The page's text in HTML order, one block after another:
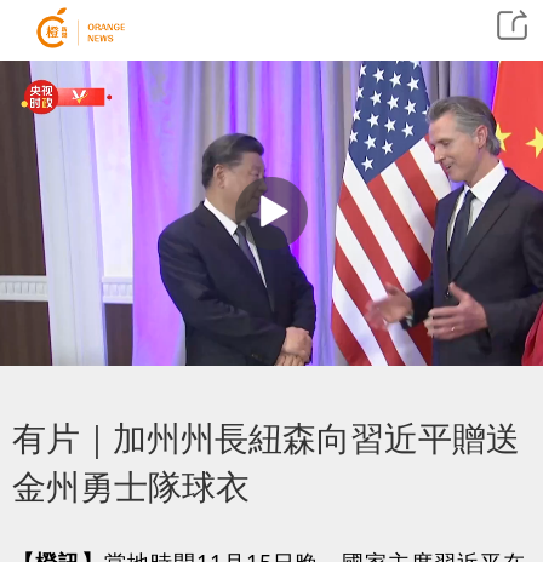
有片｜加州州長紐森向習近平贈送
金州勇士隊球衣